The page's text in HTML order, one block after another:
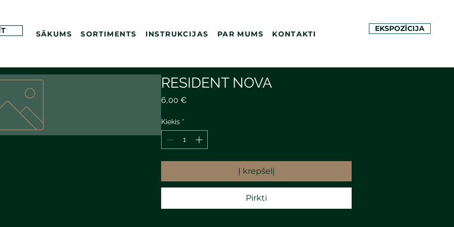
SĀKUMS SORTIMENTS INSTRUKCIJAS PAR MUMS KONTAKTI
EKSPOZĪCIJA
RESIDENT NOVA
6,00 €
Kiekis *
Į krepšelį
Pirkti